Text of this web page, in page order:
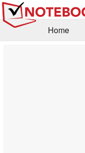
Home